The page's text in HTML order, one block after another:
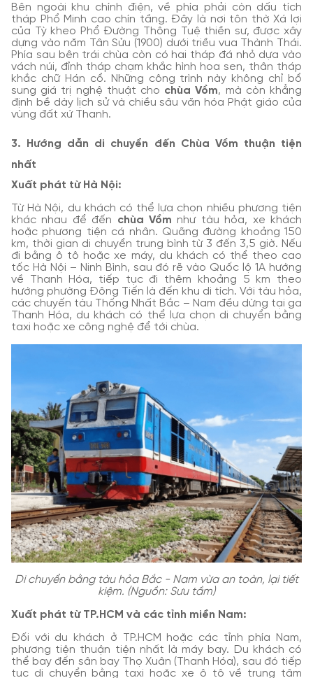
Bên ngoài khu chính điện, về phía phải còn dấu tích
tháp Phổ Minh cao chín tầng. Đây là nơi tôn thờ Xá lợi
của Tỳ kheo Phổ Đường Thông Tuệ thiền sư, được xây
dựng vào năm Tân Sửu (1900) dưới triều vua Thành Thái.
Phía sau bên trái chùa còn có hai tháp đá nhỏ dựa vào
vách núi, đỉnh tháp chạm khắc hình hoa sen, thân tháp
khắc chữ Hán cổ. Những công trình này không chỉ bổ
sung giá trị nghệ thuật cho chùa Vồm, mà còn khẳng
định bề dày lịch sử và chiều sâu văn hóa Phật giáo của
vùng đất xứ Thanh.
3. Hướng dẫn di chuyển đến Chùa Vồm thuận tiện
nhất
Xuất phát từ Hà Nội:
Từ Hà Nội, du khách có thể lựa chọn nhiều phương tiện
khác nhau để đến chùa Vồm như tàu hỏa, xe khách
hoặc phương tiện cá nhân. Quãng đường khoảng 150
km, thời gian di chuyển trung bình từ 3 đến 3,5 giờ. Nếu
đi bằng ô tô hoặc xe máy, du khách có thể theo cao
tốc Hà Nội – Ninh Bình, sau đó rẽ vào Quốc lộ 1A hướng
về Thanh Hóa, tiếp tục đi thêm khoảng 5 km theo
hướng phường Đông Tiến là đến khu di tích. Với tàu hỏa,
các chuyến tàu Thống Nhất Bắc – Nam đều dừng tại ga
Thanh Hóa, du khách có thể lựa chọn di chuyển bằng
taxi hoặc xe công nghệ để tới chùa.
Di chuyển bằng tàu hỏa Bắc - Nam vừa an toàn, lại tiết
kiệm. (Nguồn: Sưu tầm)
Xuất phát từ TP.HCM và các tỉnh miền Nam:
Đối với du khách ở TP.HCM hoặc các tỉnh phía Nam,
phương tiện thuận tiện nhất là máy bay. Du khách có
thể bay đến sân bay Thọ Xuân (Thanh Hóa), sau đó tiếp
tục di chuyển bằng taxi hoặc xe ô tô về trung tâm